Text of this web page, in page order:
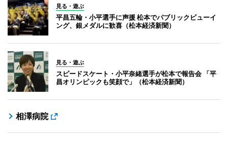
見る・遊ぶ
平昌五輪・小平選手に声援 松本でパブリックビューイ
ング、銀メダルに歓喜（松本経済新聞）
見る・遊ぶ
スピードスケート・小平奈緒選手が松本で報告会 「平
昌オリンピックも笑顔で」（松本経済新聞）
相澤病院